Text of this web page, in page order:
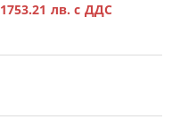
1753.21 лв. с ДДС